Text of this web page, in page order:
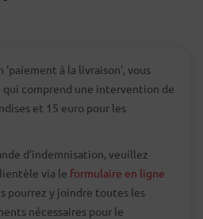
'paiement à la livraison', vous
comprend une intervention de
et 15 euro pour les
d’indemnisation, veuillez
via le formulaire en ligne
pourrez y joindre toutes les
nécessaires pour le